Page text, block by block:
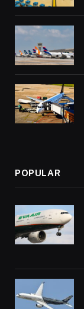
POPULAR